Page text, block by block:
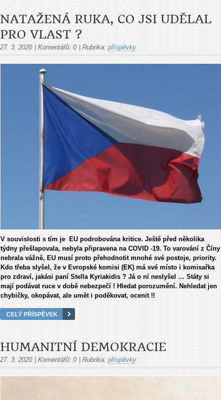
NATAŽENÁ RUKA, CO JSI UDĚLAL
PRO VLAST ?
27. 3. 2020 | Komentářů: 0 | Rubrika: příspěvky
V souvislosti s tím je EU podrobována kritice. Ještě před několika
týdny přešlapovala, nebyla připravena na COVID -19. To varování z Číny
nebrala vážně, EU musí proto přehodnotit mnohé své postoje, priority.
Kdo třeba slyšel, že v Evropské komisi (EK) má své místo i komisařka
pro zdraví, jakási paní Stella Kyriakidis ? Já o ní neslyšel … Státy si
mají podávat ruce v době nebezpečí ! Hledat porozumění. Nehledat jen
chybičky, okopávat, ale umět i poděkovat, ocenit !!
CELÝ PŘÍSPĚVEK
HUMANITNÍ DEMOKRACIE
27. 3. 2020 Komentářů: 0 Rubrika: příspěvky